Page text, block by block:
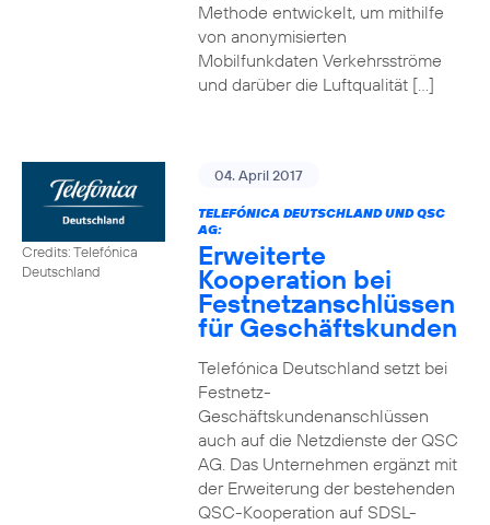
Methode entwickelt, um mithilfe
von anonymisierten
Mobilfunkdaten Verkehrsströme
und darüber die Luftqualität […]
Credits: Telefónica
Deutschland
04. April 2017
TELEFÓNICA DEUTSCHLAND UND QSC
AG:
Erweiterte
Kooperation bei
Festnetzanschlüssen
für Geschäftskunden
Telefónica Deutschland setzt bei
Festnetz-
Geschäftskundenanschlüssen
auch auf die Netzdienste der QSC
AG. Das Unternehmen ergänzt mit
der Erweiterung der bestehenden
QSC-Kooperation auf SDSL-